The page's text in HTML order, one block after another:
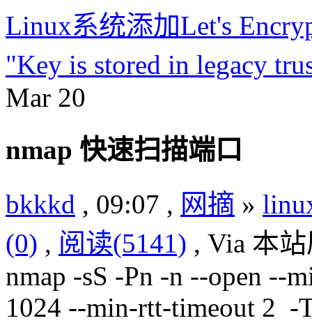
Linux系统添加Let's
"Key is stored in legacy
Mar 20
nmap 快速扫描端口
bkkkd , 09:07 , 网摘 »
(0) , 阅读(5141) , Via 本
nmap -sS -Pn -n --open --
1024 --min-rtt-timeout 2 -